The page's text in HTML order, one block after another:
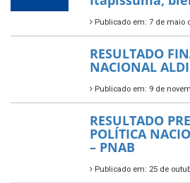
Publicado em: 7 de maio
RESULTADO
NACIONAL
Publicado em: 9 de
RESULTADO
POLÍTICA
– PNAB
Publicado em: 25 de